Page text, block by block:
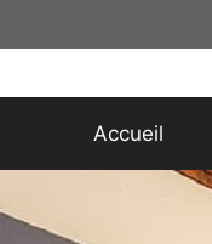
Accueil